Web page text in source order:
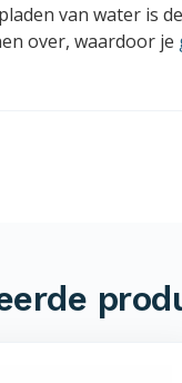
van water is
over, waardoor je